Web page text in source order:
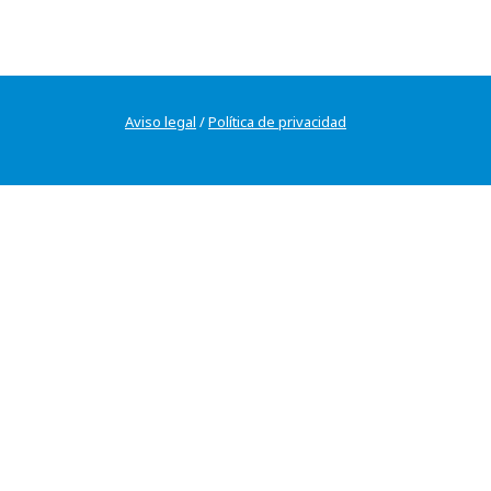
Aviso legal /Política de privacidad